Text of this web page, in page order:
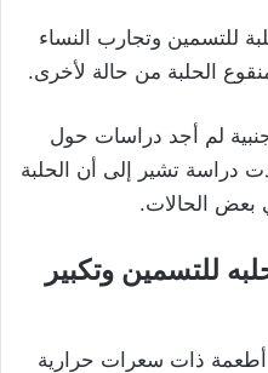
للتسمين وتجارب النساء
الحلبة من حالة لأخرى.
لم أجد دراسات حول
دراسة تشير إلى أن الحلبة
الحالات.
للتسمين وتكبير
أطعمة ذات سعرات حرارية